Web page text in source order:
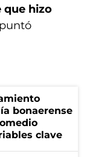
que hizo
bonaerense
clave